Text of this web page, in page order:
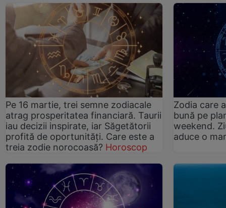
Pe 16 martie, trei semne zodiacale
atrag prosperitatea financiară. Taurii
iau decizii inspirate, iar Săgetătorii
profită de oportunități. Care este a
treia zodie norocoasă? Horoscop
Zodia care
bună pe
weekend.
aduce o